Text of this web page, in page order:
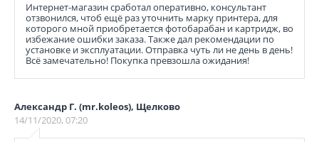
Интернет-магазин сработал оперативно, консультант
отзвонился, чтоб ещё раз уточнить марку принтера, для
которого мной приобретается фотобарабан и картридж, во
избежание ошибки заказа. Также дал рекомендации по
установке и эксплуатации. Отправка чуть ли не день в день!
Всё замечательно! Покупка превзошла ожидания!
Александр Г. (mr.koleos), Щелково
14/11/2020, 07:20